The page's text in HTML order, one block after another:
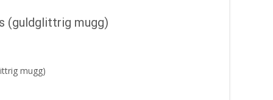
(guldglittrig mugg)
mugg)